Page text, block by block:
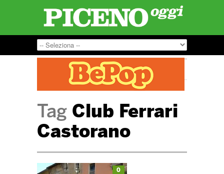
Tag Club Ferrari
Castorano
0